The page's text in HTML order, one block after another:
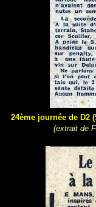
24ème journée de D2
(extrait de